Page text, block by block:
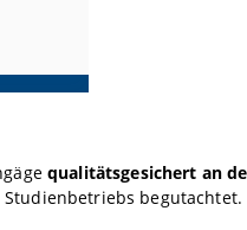
qualitätsgesichert an